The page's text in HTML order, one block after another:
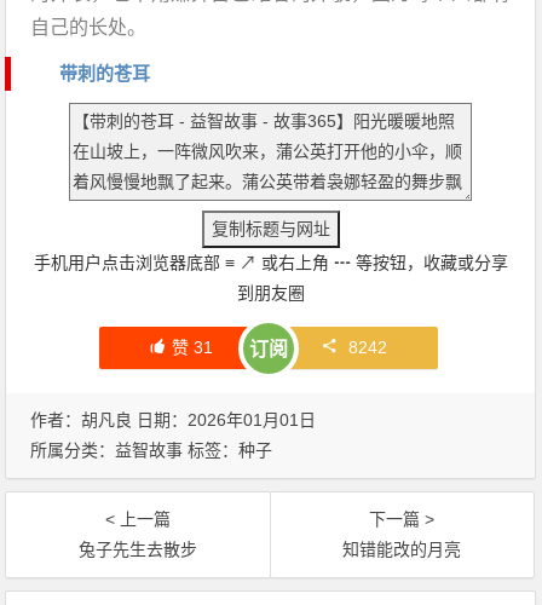
自己的长处。
带刺的苍耳
手机用户点击浏览器底部 ≡ ↗ 或右上角 ┅ 等按钮，收藏或分享
到朋友圈
赞31 订阅 8242
作者：胡凡良 日期：2026年01月01日
所属分类： 益智故事 标签：种子
< 上一篇
兔子先生去散步
下一篇 >
知错能改的月亮